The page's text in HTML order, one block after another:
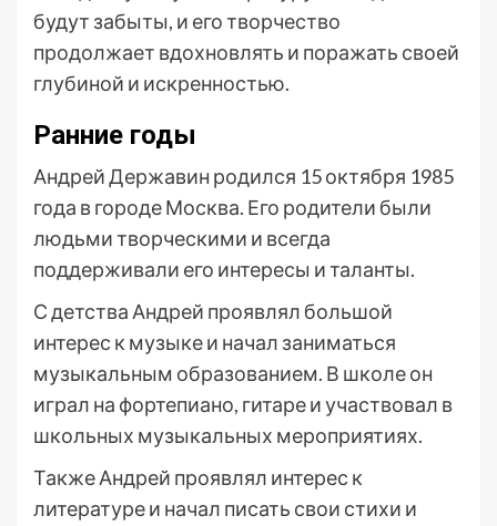
будут забыты, и его творчество
продолжает вдохновлять и поражать своей
глубиной и искренностью.
Ранние годы
Андрей Державин родился 15 октября 1985
года в городе Москва. Его родители были
людьми творческими и всегда
поддерживали его интересы и таланты.
С детства Андрей проявлял большой
интерес к музыке и начал заниматься
музыкальным образованием. В школе он
играл на фортепиано, гитаре и участвовал в
школьных музыкальных мероприятиях.
Также Андрей проявлял интерес к
литературе и начал писать свои стихи и